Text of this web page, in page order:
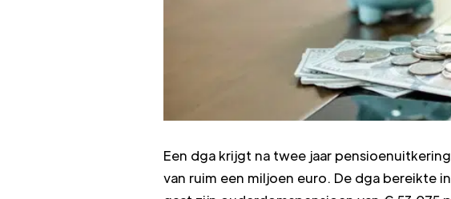
Een dga krijgt na twee jaar
van ruim een miljoen euro. De dga bereikte